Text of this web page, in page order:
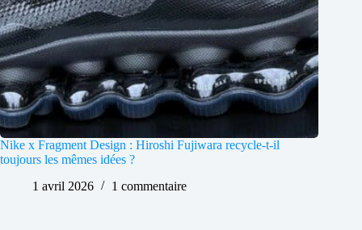
Nike x Fragment Design : Hiroshi Fujiwara recycle-t-il
toujours les mêmes idées ?
1 avril 2026
1 commentaire